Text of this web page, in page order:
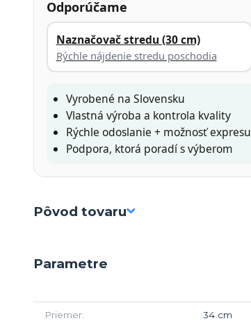
Odporúčame
Naznačovač stredu (30 cm)
Rýchle nájdenie stredu poschodia
Vyrobené na Slovensku
Vlastná výroba a kontrola kvality
Rýchle odoslanie + možnosť expresu
Podpora, ktorá poradí s výberom
Pôvod tovaru
Parametre
Priemer 34 cm